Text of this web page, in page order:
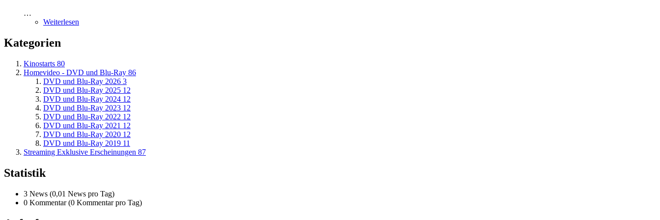
…
Weiterlesen
Kategorien
Kinostarts 80
Homevideo - DVD und Blu-Ray 86
DVD und Blu-Ray 2026 3
DVD und Blu-Ray 2025 12
DVD und Blu-Ray 2024 12
DVD und Blu-Ray 2023 12
DVD und Blu-Ray 2022 12
DVD und Blu-Ray 2021 12
DVD und Blu-Ray 2020 12
DVD und Blu-Ray 2019 11
Streaming Exklusive Erscheinungen 87
Statistik
3 News (0,01 News pro Tag)
0 Kommentar (0 Kommentar pro Tag)